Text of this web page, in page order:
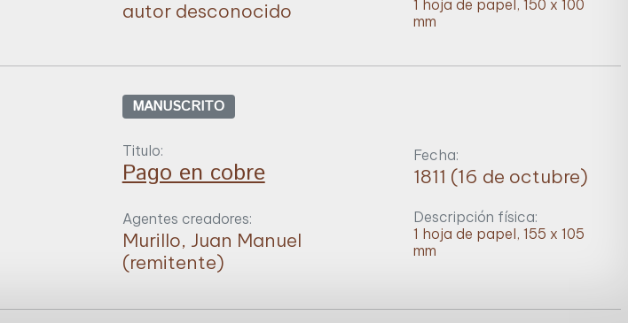
autor desconocido
1 hoja de papel, 150 x 100
mm
MANUSCRITO
Titulo:
Pago en cobre
Agentes creadores:
Murillo, Juan Manuel
(remitente)
Fecha:
1811 (16 de octubre)
Descripción física:
1 hoja de papel, 155 x 105
mm